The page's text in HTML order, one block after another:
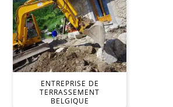
ENTREPRISE DE
TERRASSEMENT
BELGIQUE